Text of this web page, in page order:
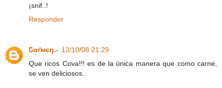
¡snif..!
Responder
Շαґмєŋ.- 12/10/08 21:29
Que ricos Cova!!! es de la única manera que como carne,
se ven deliciosos..